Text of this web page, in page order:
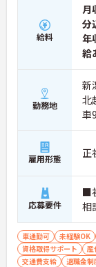
給料
月
分
年
給
勤務地
新
北
車
雇用形態 正
応募要件
■
相
車通勤可 未経験OK
資格取得サポート
産
交通費支給
退職金制